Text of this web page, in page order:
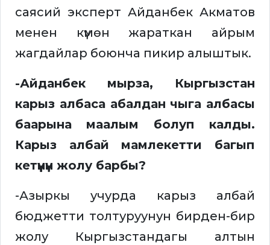
саясий эксперт Айданбек Акматов
менен күмөн жараткан айрым
жагдайлар боюнча пикир алыштык.
-Айданбек мырза, Кыргызстан
карыз албаса абалдан чыга албасы
баарына маалым болуп калды.
Карыз албай мамлекетти багып
кетүүнүн жолу барбы?
-Азыркы учурда карыз албай
бюджетти толтуруунун бирден-бир
жолу Кыргызстандагы алтын